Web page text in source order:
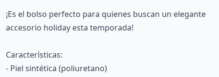
¡Es el bolso perfecto para quienes buscan un elegante
accesorio holiday esta temporada!
Características:
- Piel sintética (poliuretano)